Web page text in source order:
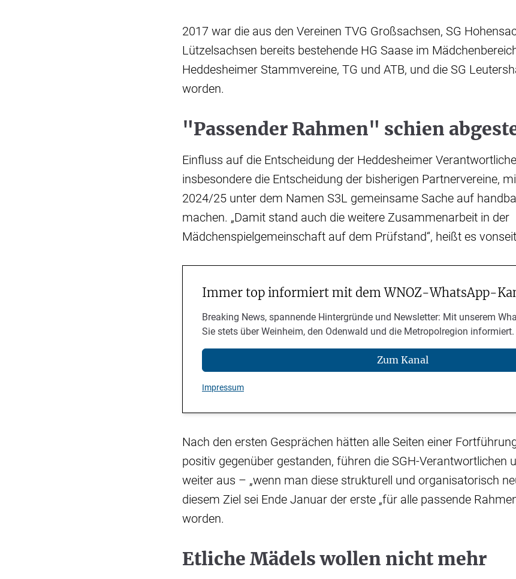
2017 war die aus den Vereinen TVG Großsachsen, SG
Lützelsachsen bereits bestehende HG Saase im
Heddesheimer Stammvereine, TG und ATB, und die SG
worden.
"Passender Rahmen" schien
Einfluss auf die Entscheidung der Heddesheimer
insbesondere die Entscheidung der bisherigen Partnervereine,
2024/25 unter dem Namen S3L gemeinsame Sache auf
machen. „Damit stand auch die weitere Zusammenarbeit in der
Mädchenspielgemeinschaft auf dem Prüfstand“, heißt es
Immer top informiert mit dem WNOZ-WhatsApp-
Breaking News, spannende Hintergründe und Newsletter: Mit unserem
Sie stets über Weinheim, den Odenwald und die Metropolregion informiert.
Zum Kanal
Impressum
Nach den ersten Gesprächen hätten alle Seiten einer
positiv gegenüber gestanden, führen die SGH-Verantwortlichen
weiter aus – „wenn man diese strukturell und organisatorisch
diesem Ziel sei Ende Januar der erste „für alle passende
worden.
Etliche Mädels wollen nicht mehr